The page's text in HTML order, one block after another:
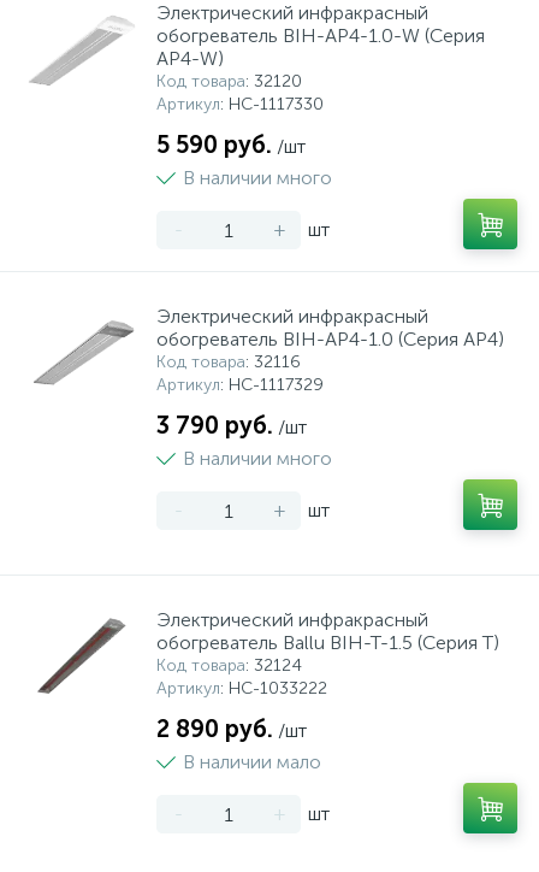
Электрический инфракрасный
обогреватель BIH-AP4-1.0-W (Серия
AP4-W)
Код товара: 32120
Артикул: НС-1117330
5 590 руб. /шт
В наличии много
- + шт
Электрический инфракрасный
обогреватель BIH-AP4-1.0 (Серия AP4)
Код товара: 32116
Артикул: НС-1117329
3 790 руб. /шт
В наличии много
- + шт
Электрический инфракрасный
обогреватель Ballu BIH-T-1.5 (Серия T)
Код товара: 32124
Артикул: НС-1033222
2 890 руб. /шт
В наличии мало
- + шт